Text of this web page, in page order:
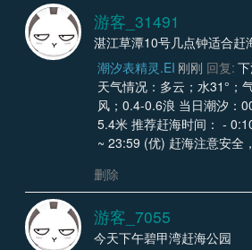
游客_31491
湛江草潭10号几点钟适合赶
潮汐表精灵.EI 刚刚 回复:
天气情况：多云；水31°；
风；0.4-0.6浪 当日潮汐：
5.4米 推荐赶海时间： -
~ 23:59 (优) 赶海注意安全
删除
游客_7055
今天下午碧甲湾赶海公园